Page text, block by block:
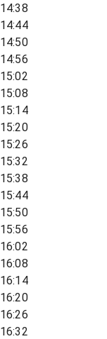
14:38
14:44
14:50
14:56
15:02
15:08
15:14
15:20
15:26
15:32
15:38
15:44
15:50
15:56
16:02
16:08
16:14
16:20
16:26
16:32